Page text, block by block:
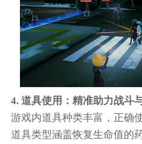
4. 道具使用：精准助力战斗
游戏内道具种类丰富，正确
道具类型涵盖恢复生命值的